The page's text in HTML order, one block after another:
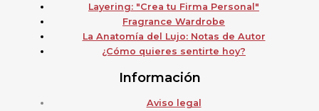
Layering: "Crea tu Firma Personal"
Fragrance Wardrobe
La Anatomía del Lujo: Notas de Autor
¿Cómo quieres sentirte hoy?
Información
Aviso legal